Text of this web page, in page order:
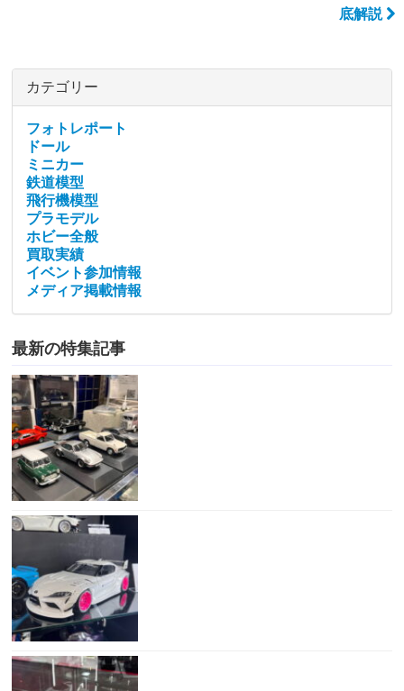
底解説
カテゴリー
フォトレポート
ドール
ミニカー
鉄道模型
飛行機模型
プラモデル
ホビー全般
買取実績
イベント参加情報
メディア掲載情報
最新の特集記事